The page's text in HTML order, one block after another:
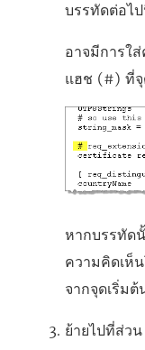
บรรทัดต่อไ
อาจมีการใ
แฮช (#) ที่จุ
หากบรรทัด
ความคิดเห็
จากจุดเริ่ม
ย้ายไปที่ส่วน